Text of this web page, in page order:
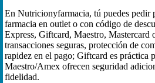
En Nutricionyfarmacia, tú puedes pedir
farmacia en outlet o con código de
Express, Giftcard, Maestro, Mastercard
transacciones seguras, protección de
rapidez en el pago; Giftcard es práctica
Maestro/Amex ofrecen seguridad
fidelidad.